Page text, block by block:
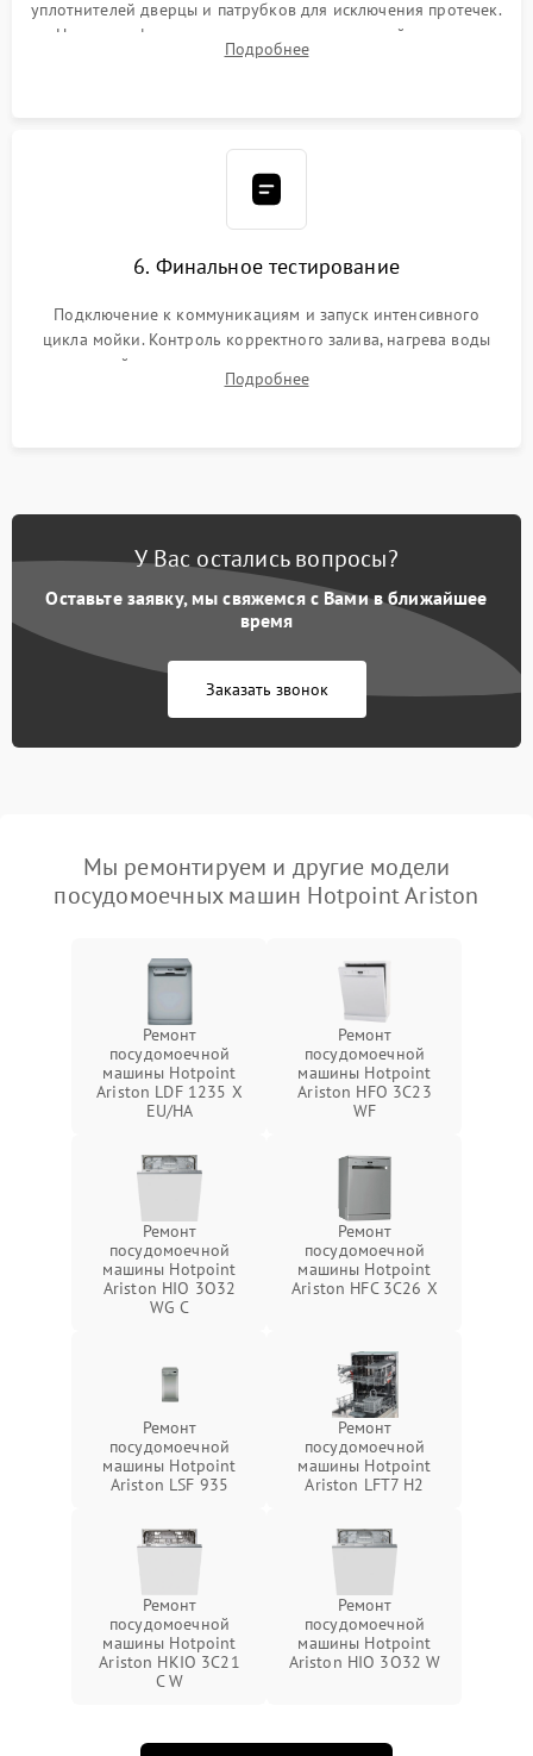
уплотнителей дверцы и патрубков для исключения протечек.
Надежная фиксация хомутов гидравлической системы,
сборка корпуса и установка датчика поплавка.
Подробнее
6. Финальное тестирование
Подключение к коммуникациям и запуск интенсивного
цикла мойки. Контроль корректного залива, нагрева воды
до нужной температуры, отсутствия посторонних шумов,
штатного слива и абсолютной сухости в поддоне.
Подробнее
У Вас остались вопросы?
Оставьте заявку, мы свяжемся с Вами в ближайшее
время
Заказать звонок
Мы ремонтируем и другие модели
посудомоечных машин Hotpoint Ariston
Ремонт
посудомоечной
машины Hotpoint
Ariston LDF 1235 X
EU/HA
Ремонт
посудомоечной
машины Hotpoint
Ariston HFO 3C23
WF
Ремонт
посудомоечной
машины Hotpoint
Ariston HIO 3O32
WG C
Ремонт
посудомоечной
машины Hotpoint
Ariston HFC 3C26 X
Ремонт
посудомоечной
машины Hotpoint
Ariston LSF 935
Ремонт
посудомоечной
машины Hotpoint
Ariston LFT7 H2
Ремонт
посудомоечной
машины Hotpoint
Ariston HKIO 3C21
C W
Ремонт
посудомоечной
машины Hotpoint
Ariston HIO 3O32 W